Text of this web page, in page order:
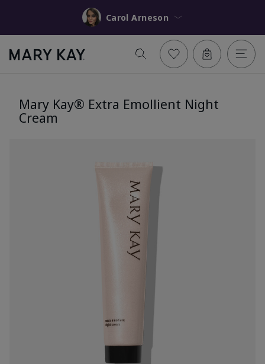
Carol Arneson
Mary Kay® Extra Emollient Night
Cream